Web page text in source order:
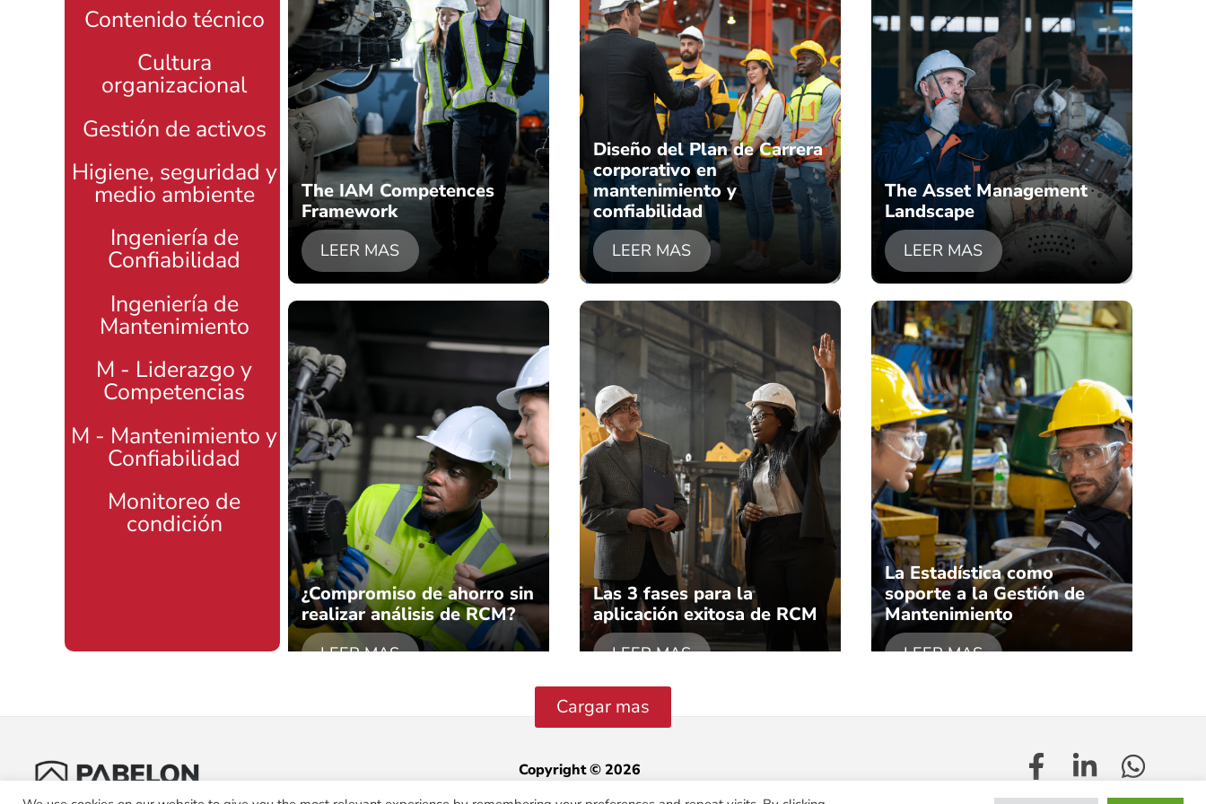
Contenido técnico
Cultura
organizacional
Gestión de activos
Higiene, seguridad y
medio ambiente
Ingeniería de
Confiabilidad
Ingeniería de
Mantenimiento
M - Liderazgo y
Competencias
M - Mantenimiento y
Confiabilidad
Monitoreo de
condición
The IAM Competences
Framework
LEER MAS
Diseño del Plan de Carrera
corporativo en
mantenimiento y
confiabilidad
LEER MAS
The Asset Management
Landscape
LEER MAS
¿Compromiso de ahorro sin
realizar análisis de RCM?
LEER MAS
Las 3 fases para la
aplicación exitosa de RCM
LEER MAS
La Estadística como
soporte a la Gestión de
Mantenimiento
LEER MAS
Copyright © 2026